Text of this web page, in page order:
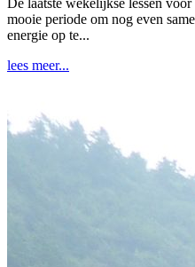
De laatste wekelijkse lessen
mooie periode om nog even
energie op te...
lees meer...